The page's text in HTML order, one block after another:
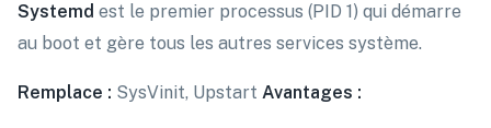
Systemd est le premier processus (PID 1) qui démarre
au boot et gère tous les autres services système.
Remplace : SysVinit, Upstart Avantages :